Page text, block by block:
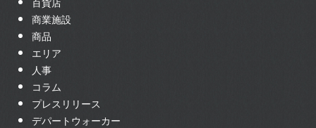
商業施設
商品
エリア
人事
コラム
プレスリリース
デパートウォーカー